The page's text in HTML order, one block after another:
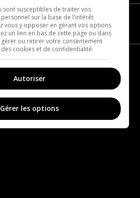
sont susceptibles de traiter vos
sur la base de l'intérêt
vous y opposer en gérant vos options
un lien en bas de cette page ou dans
ou retirer votre consentement
cookies et de confidentialité.
Autoriser
Gérer les options